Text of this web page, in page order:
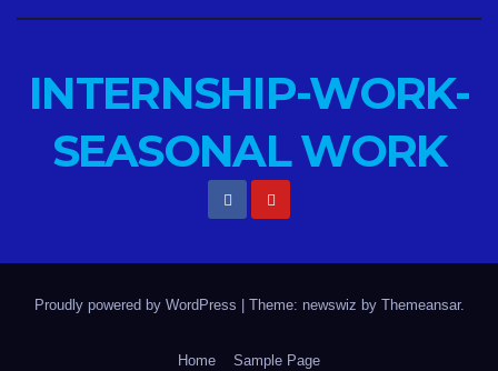
INTERNSHIP-WORK-
SEASONAL WORK
Proudly powered by WordPress Theme: newswiz by Themeansar.
Home Sample Page